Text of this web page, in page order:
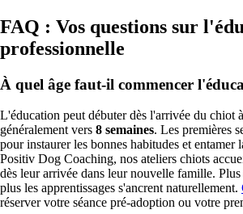
FAQ : Vos questions sur
professionnelle
À quel âge faut-il commencer
L'éducation peut débuter dès l'arrivée du chiot
généralement vers 8 semaines. Les premières
pour instaurer les bonnes habitudes et entamer
Positiv Dog Coaching, nos ateliers chiots
dès leur arrivée dans leur nouvelle famille.
plus les apprentissages s'ancrent naturellement.
réserver votre séance pré-adoption ou votre